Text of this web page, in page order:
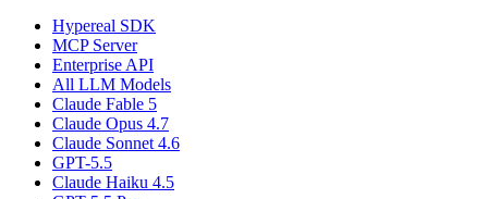
Hypereal SDK
MCP Server
Enterprise API
All LLM Models
Claude Fable 5
Claude Opus 4.7
Claude Sonnet 4.6
GPT-5.5
Claude Haiku 4.5